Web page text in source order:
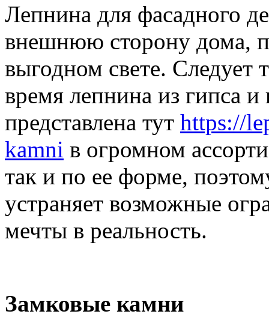
Лепнина для фасадного
внешнюю сторону дома,
выгодном свете. Следует
время лепнина из гипса и
представлена тут https://
kamni в огромном
так и по ее форме,
устраняет возможные
мечты в реальность.
Замковые камни